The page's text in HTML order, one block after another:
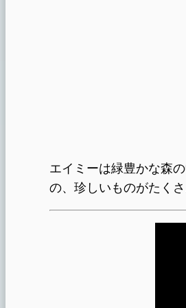
エイミーは緑豊かな森
の、珍しいものがたく